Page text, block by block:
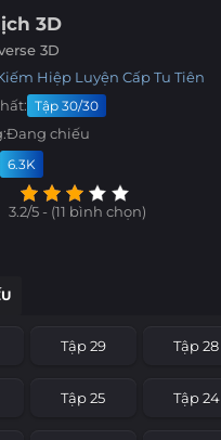
3D
3D
Hiệp Luyện CấpTu Tiên
Tập 30/30
Đang chiếu
6.3K
3.2/5 - (11 bình chọn)
Tập 29 Tập 28
Tập 25 Tập 24